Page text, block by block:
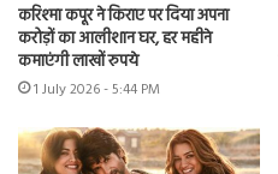
करिश्मा कपूर ने किराए पर दिया अपना
करोड़ों का आलीशान घर, हर महीने
कमाएंगी लाखों रुपये
1 July 2026 - 5:44 PM